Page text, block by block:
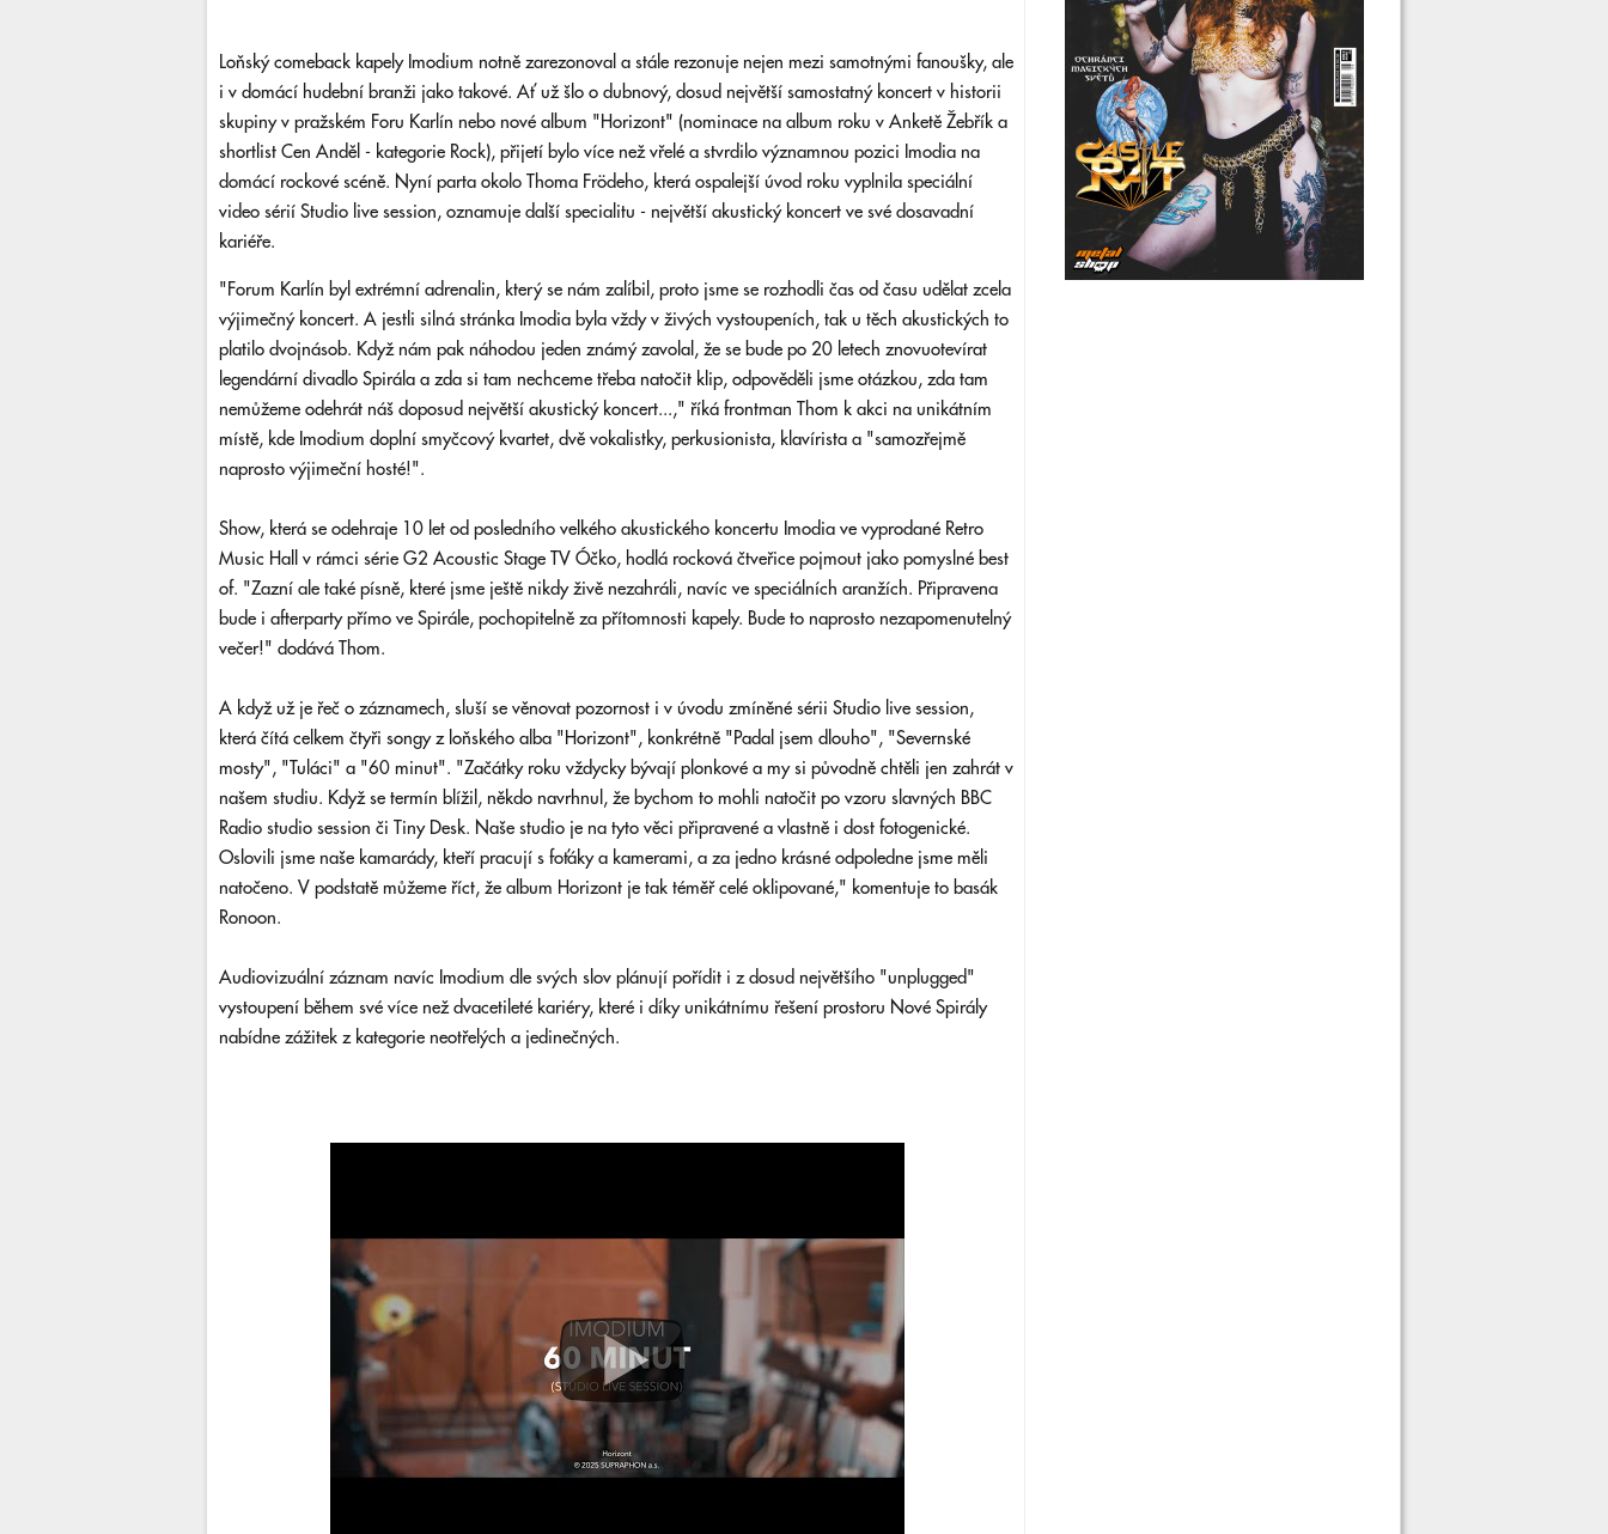
Loňský comeback kapely Imodium notně zarezonoval a stále rezonuje nejen mezi samotnými fanoušky, ale
i v domácí hudební branži jako takové. Ať už šlo o dubnový, dosud největší samostatný koncert v historii
skupiny v pražském Foru Karlín nebo nové album "Horizont" (nominace na album roku v Anketě Žebřík a
shortlist Cen Anděl - kategorie Rock), přijetí bylo více než vřelé a stvrdilo významnou pozici Imodia na
domácí rockové scéně. Nyní parta okolo Thoma Frödeho, která ospalejší úvod roku vyplnila speciální
video sérií Studio live session, oznamuje další specialitu - největší akustický koncert ve své dosavadní
kariéře.
"Forum Karlín byl extrémní adrenalin, který se nám zalíbil, proto jsme se rozhodli čas od času udělat zcela
výjimečný koncert. A jestli silná stránka Imodia byla vždy v živých vystoupeních, tak u těch akustických to
platilo dvojnásob. Když nám pak náhodou jeden známý zavolal, že se bude po 20 letech znovuotevírat
legendární divadlo Spirála a zda si tam nechceme třeba natočit klip, odpověděli jsme otázkou, zda tam
nemůžeme odehrát náš doposud největší akustický koncert...," říká frontman Thom k akci na unikátním
místě, kde Imodium doplní smyčcový kvartet, dvě vokalistky, perkusionista, klavírista a "samozřejmě
naprosto výjimeční hosté!".
Show, která se odehraje 10 let od posledního velkého akustického koncertu Imodia ve vyprodané Retro
Music Hall v rámci série G2 Acoustic Stage TV Óčko, hodlá rocková čtveřice pojmout jako pomyslné best
of. "Zazní ale také písně, které jsme ještě nikdy živě nezahráli, navíc ve speciálních aranžích. Připravena
bude i afterparty přímo ve Spirále, pochopitelně za přítomnosti kapely. Bude to naprosto nezapomenutelný
večer!" dodává Thom.
A když už je řeč o záznamech, sluší se věnovat pozornost i v úvodu zmíněné sérii Studio live session,
která čítá celkem čtyři songy z loňského alba "Horizont", konkrétně "Padal jsem dlouho", "Severnské
mosty", "Tuláci" a "60 minut". "Začátky roku vždycky bývají plonkové a my si původně chtěli jen zahrát v
našem studiu. Když se termín blížil, někdo navrhnul, že bychom to mohli natočit po vzoru slavných BBC
Radio studio session či Tiny Desk. Naše studio je na tyto věci připravené a vlastně i dost fotogenické.
Oslovili jsme naše kamarády, kteří pracují s foťáky a kamerami, a za jedno krásné odpoledne jsme měli
natočeno. V podstatě můžeme říct, že album Horizont je tak téměř celé oklipované," komentuje to basák
Ronoon.
Audiovizuální záznam navíc Imodium dle svých slov plánují pořídit i z dosud největšího "unplugged"
vystoupení během své více než dvacetileté kariéry, které i díky unikátnímu řešení prostoru Nové Spirály
nabídne zážitek z kategorie neotřelých a jedinečných.